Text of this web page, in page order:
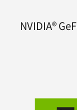
NVIDIA®